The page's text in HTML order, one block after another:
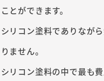
ことができます。
シリコン塗料でありなが
りません。
シリコン塗料の中で最も